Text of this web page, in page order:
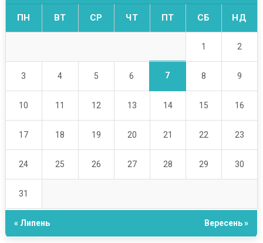
ПН ВТ СР ЧТ ПТ СБ НД
1 2
3 4 5 6 7 8 9
10 11 12 13 14 15 16
17 18 19 20 21 22 23
24 25 26 27 28 29 30
31
« Липень Вересень »